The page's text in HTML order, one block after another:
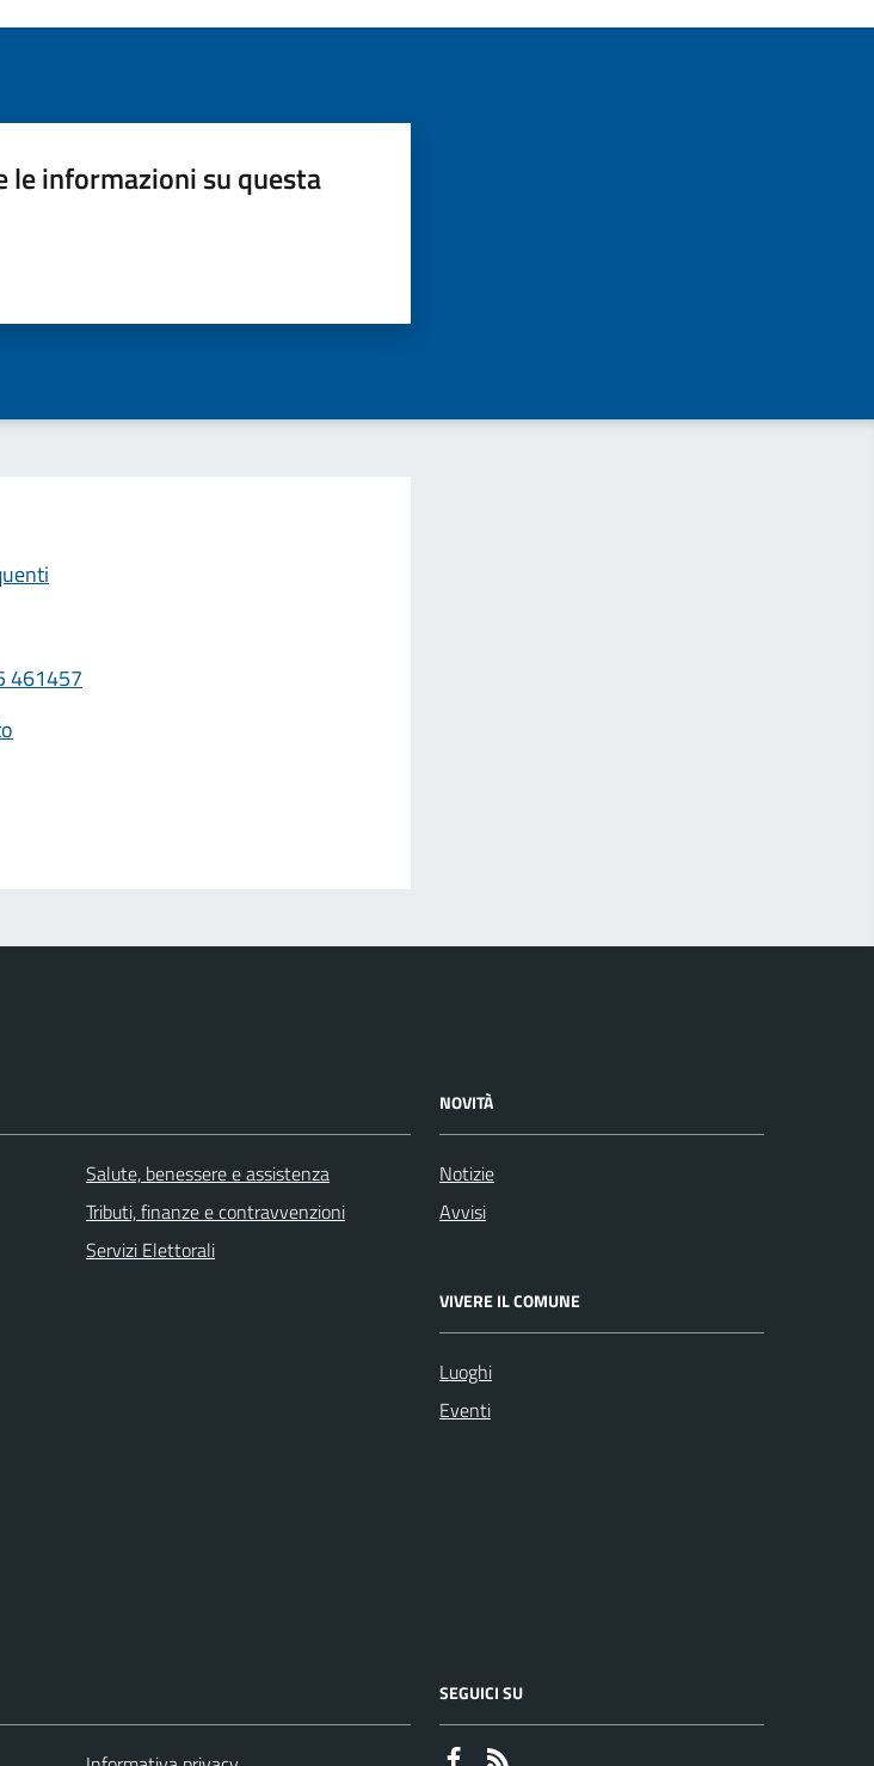
le informazioni su questa
461457
Salute, benessere e assistenza
Tributi, finanze e contravvenzioni
Servizi Elettorali
NOVITÀ
Notizie
Avvisi
VIVERE IL COMUNE
Luoghi
Eventi
SEGUICI SU